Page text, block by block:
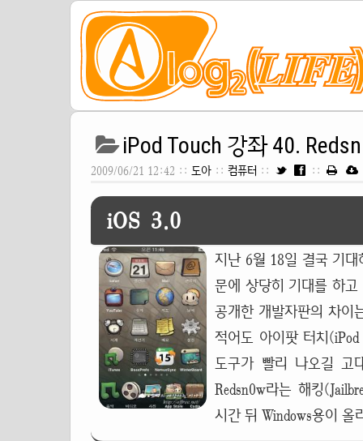
iPod Touch 강좌 40.
2009/06/21 12:42 :: 도아 :: 컴퓨터 :: ::
iOS 3.0
지난 6월 18일 결국 기
문에 상당히 기대를 하
공개한 개발자판의 차이
적어도 아이팟 터치
도구가 빨리 나오길 고
Redsn0w라는 해킹
시간 뒤 Windows용이 올